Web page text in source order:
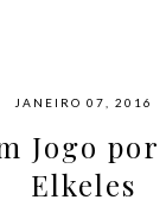
JANEIRO 07, 2016
Jogo
Elkeles